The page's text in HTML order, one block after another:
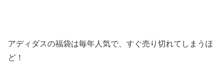
アディダスの福袋は毎年人気で、すぐ売り切れてしまうほ
ど！